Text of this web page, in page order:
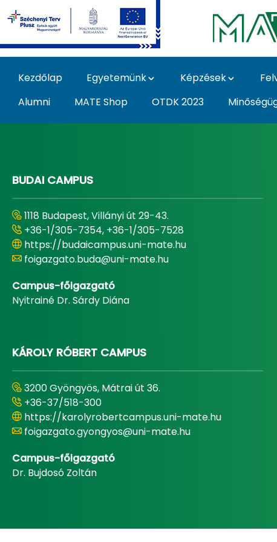
Ugrás a fő tartalomhoz
Kezdőlap Egyetemünk Képzések
Alumni
MATE Shop OTDK 2023
BUDAI CAMPUS
1118 Budapest, Villányi út 29-43.
+36-1/305-7354, +36-1/305-7528
https://budaicampus.uni-mate.hu
foigazgato.buda@uni-mate.hu
Campus-főigazgató
Nyitrainé Dr. Sárdy Diána
KÁROLY RÓBERT CAMPUS
3200 Gyöngyös, Mátrai út 36.
+36-37/518-300
https://karolyrobertcampus.uni-mate.hu
foigazgato.gyongyos@uni-mate.hu
Campus-főigazgató
Dr. Bujdosó Zoltán